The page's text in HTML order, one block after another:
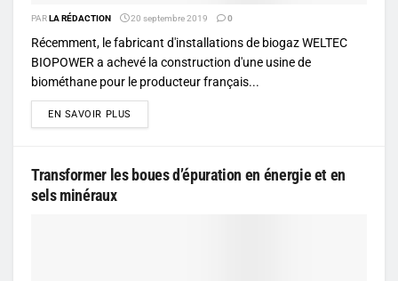
PARLA RÉDACTION 20 septembre 2019 0
Récemment, le fabricant d'installations de biogaz WELTEC
BIOPOWER a achevé la construction d'une usine de
biométhane pour le producteur français...
EN SAVOIR PLUS
Transformer les boues d’épuration en énergie et en
sels minéraux